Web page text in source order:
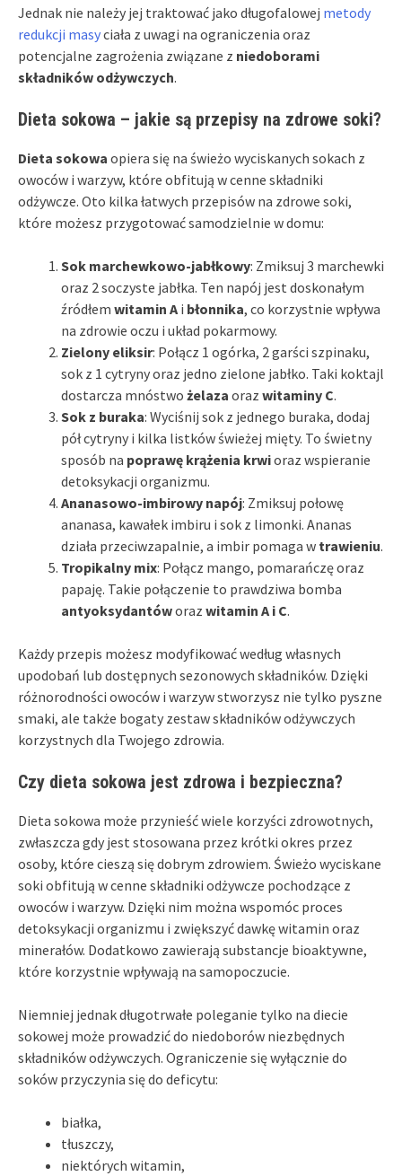
Jednak nie należy jej traktować jako długofalowej metody
redukcji masyciała z uwagi na ograniczenia oraz
potencjalne zagrożenia związane z niedoborami
składników odżywczych.
Dieta sokowa – jakie są przepisy na zdrowe soki?
Dieta sokowa opiera się na świeżo wyciskanych sokach z
owoców i warzyw, które obfitują w cenne składniki
odżywcze. Oto kilka łatwych przepisów na zdrowe soki,
które możesz przygotować samodzielnie w domu:
Sok marchewkowo-jabłkowy: Zmiksuj 3 marchewki
oraz 2 soczyste jabłka. Ten napój jest doskonałym
źródłem witamin A i błonnika, co korzystnie wpływa
na zdrowie oczu i układ pokarmowy.
Zielony eliksir: Połącz 1 ogórka, 2 garści szpinaku,
sok z 1 cytryny oraz jedno zielone jabłko. Taki koktajl
dostarcza mnóstwo żelaza oraz witaminy C.
Sok z buraka: Wyciśnij sok z jednego buraka, dodaj
pół cytryny i kilka listków świeżej mięty. To świetny
sposób na poprawę krążenia krwioraz wspieranie
detoksykacji organizmu.
Ananasowo-imbirowy napój: Zmiksuj połowę
ananasa, kawałek imbiru i sok z limonki. Ananas
działa przeciwzapalnie, a imbir pomaga w trawieniu.
Tropikalny mix: Połącz mango, pomarańczę oraz
papaję. Takie połączenie to prawdziwa bomba
antyoksydantóworaz witamin A i C.
Każdy przepis możesz modyfikować według własnych
upodobań lub dostępnych sezonowych składników. Dzięki
różnorodności owoców i warzyw stworzysz nie tylko pyszne
smaki, ale także bogaty zestaw składników odżywczych
korzystnych dla Twojego zdrowia.
Czy dieta sokowa jest zdrowa i bezpieczna?
Dieta sokowa może przynieść wiele korzyści zdrowotnych,
zwłaszcza gdy jest stosowana przez krótki okres przez
osoby, które cieszą się dobrym zdrowiem. Świeżo wyciskane
soki obfitują w cenne składniki odżywcze pochodzące z
owoców i warzyw. Dzięki nim można wspomóc proces
detoksykacji organizmu i zwiększyć dawkę witamin oraz
minerałów. Dodatkowo zawierają substancje bioaktywne,
które korzystnie wpływają na samopoczucie.
Niemniej jednak długotrwałe poleganie tylko na diecie
sokowej może prowadzić do niedoborów niezbędnych
składników odżywczych. Ograniczenie się wyłącznie do
soków przyczynia się do deficytu:
białka,
tłuszczy,
niektórych witamin,